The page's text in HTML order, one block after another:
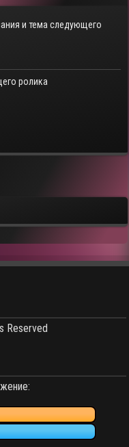
и тема следующего
ролика
Reserved